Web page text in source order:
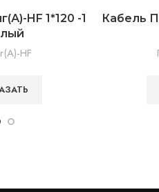
HF 1*120 -1
HF
Кабель